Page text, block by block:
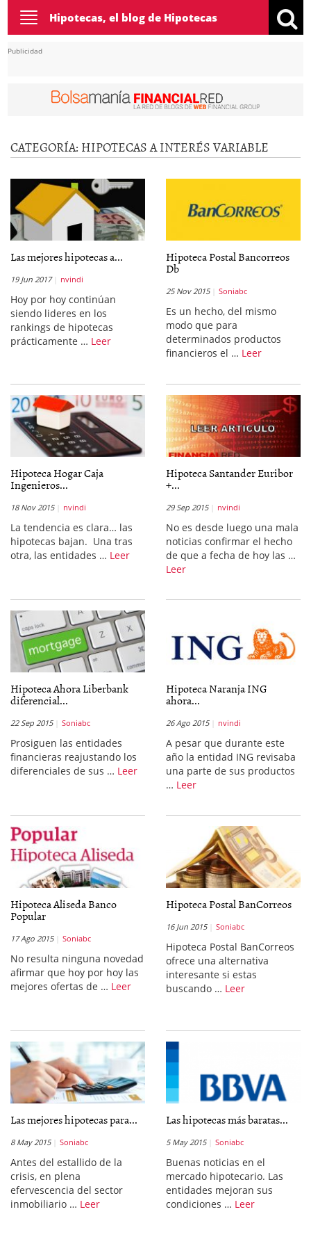
Toggle
navigation
Hipotecas, el blog de Hipotecas
Publicidad
CATEGORÍA: HIPOTECAS A INTERÉS VARIABLE
Las mejores hipotecas a...
19 Jun 2017 nvindi
Hoy por hoy continúan
siendo lideres en los
rankings de hipotecas
prácticamente … Leer
Hipoteca Postal Bancorreos
Db
25 Nov 2015 Soniabc
Es un hecho, del mismo
modo que para
determinados productos
financieros el … Leer
Hipoteca Hogar Caja
Ingenieros...
18 Nov 2015 nvindi
La tendencia es clara… las
hipotecas bajan. Una tras
otra, las entidades … Leer
Hipoteca Santander Euribor
+...
29 Sep 2015 nvindi
No es desde luego una mala
noticias confirmar el hecho
de que a fecha de hoy las …
Leer
Hipoteca Ahora Liberbank
diferencial...
22 Sep 2015 Soniabc
Prosiguen las entidades
financieras reajustando los
diferenciales de sus … Leer
Hipoteca Naranja ING
ahora...
26 Ago 2015 nvindi
A pesar que durante este
año la entidad ING revisaba
una parte de sus productos
… Leer
Hipoteca Aliseda Banco
Popular
17 Ago 2015 Soniabc
No resulta ninguna novedad
afirmar que hoy por hoy las
mejores ofertas de … Leer
Hipoteca Postal BanCorreos
16 Jun 2015 Soniabc
Hipoteca Postal BanCorreos
ofrece una alternativa
interesante si estas
buscando … Leer
Las mejores hipotecas para...
8 May 2015 Soniabc
Antes del estallido de la
crisis, en plena
efervescencia del sector
inmobiliario … Leer
Las hipotecas más baratas...
5 May 2015 Soniabc
Buenas noticias en el
mercado hipotecario. Las
entidades mejoran sus
condiciones … Leer